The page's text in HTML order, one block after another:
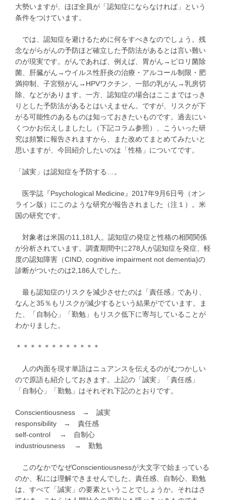
大勢いますが、ほぼ全員が「認知症にならなければ」という
条件をつけています。
では、認知症を避けるために何をすべきなのでしょう。残
念ながらがんの予防ほど確立した予防法があるとは言い難い
のが現実です。がんであれば、例えば、胃がん→ピロリ菌除
菌、肝臓がん→ウイルス性肝炎の治療・アルコール制限・肥
満抑制、子宮頸がん→HPVワクチン、一部の乳がん→乳房切
除、などがあります。一方、認知症の場合はここまではっき
りとした予防法があるとはいえません。ですが、リスクが下
がる可能性のあるものは知っておきたいものです。過去にい
くつかお伝えしましたし（下記コラム参照）、こういった研
究は頻繁に報告されますから、また改めてまとめてみたいと
思いますが、今回紹介したいのは「性格」についてです。
「誠実」は認知症を予防する…。
医学誌『Psychological Medicine』2017年9月6日号（オン
ライン版）にこのような研究が報告されました（注１）。米
国の研究です。
対象者は米国の11,181人。認知症の発症と性格の相関関係
が分析されています。調査期間中に278人が認知症を発症、軽
度の認知障害（CIND, cognitive impairment not dementia)の
診断がついたのは2,186人でした。
最も認知症のリスクを減少させたのは「責任感」であり、
なんと35％もリスクが減少するという結果がでています。ま
た、「自制心」「勤勉」もリスク低下に寄与していることが
わかりました。
＊＊＊＊＊＊＊＊＊＊＊＊
人の内面を現す単語はニュアンスを伝えるのがむつかしい
ので原語も紹介しておきます。上記の「誠実」「責任感」
「自制心」「勤勉」はそれぞれ下記のとおりです。
Conscientiousness → 誠実
responsibility → 責任感
self-control → 自制心
industriousness → 勤勉
このなかでなぜConscientiousnessが大文字で始まっている
のか、私には理解できませんでした。責任感、自制心、勤勉
は、すべて「誠実」の要素ということでしょうか。それはさ